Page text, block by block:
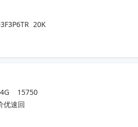
20K
15750
优速回